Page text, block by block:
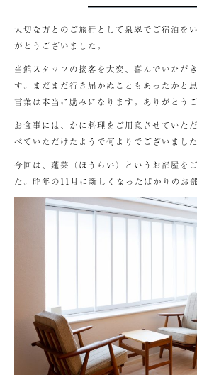
大切な方とのご旅行として泉翠でご宿泊を
がとうございました。
当館スタッフの接客を大変、喜んでいただ
す。まだまだ行き届かぬこともあったかと
言葉は本当に励みになります。ありがとうご
お食事には、かに料理をご用意させていた
べていただけたようで何よりでございました
今回は、蓬莱（ほうらい）というお部屋を
た。昨年の11月に新しくなったばかりのお